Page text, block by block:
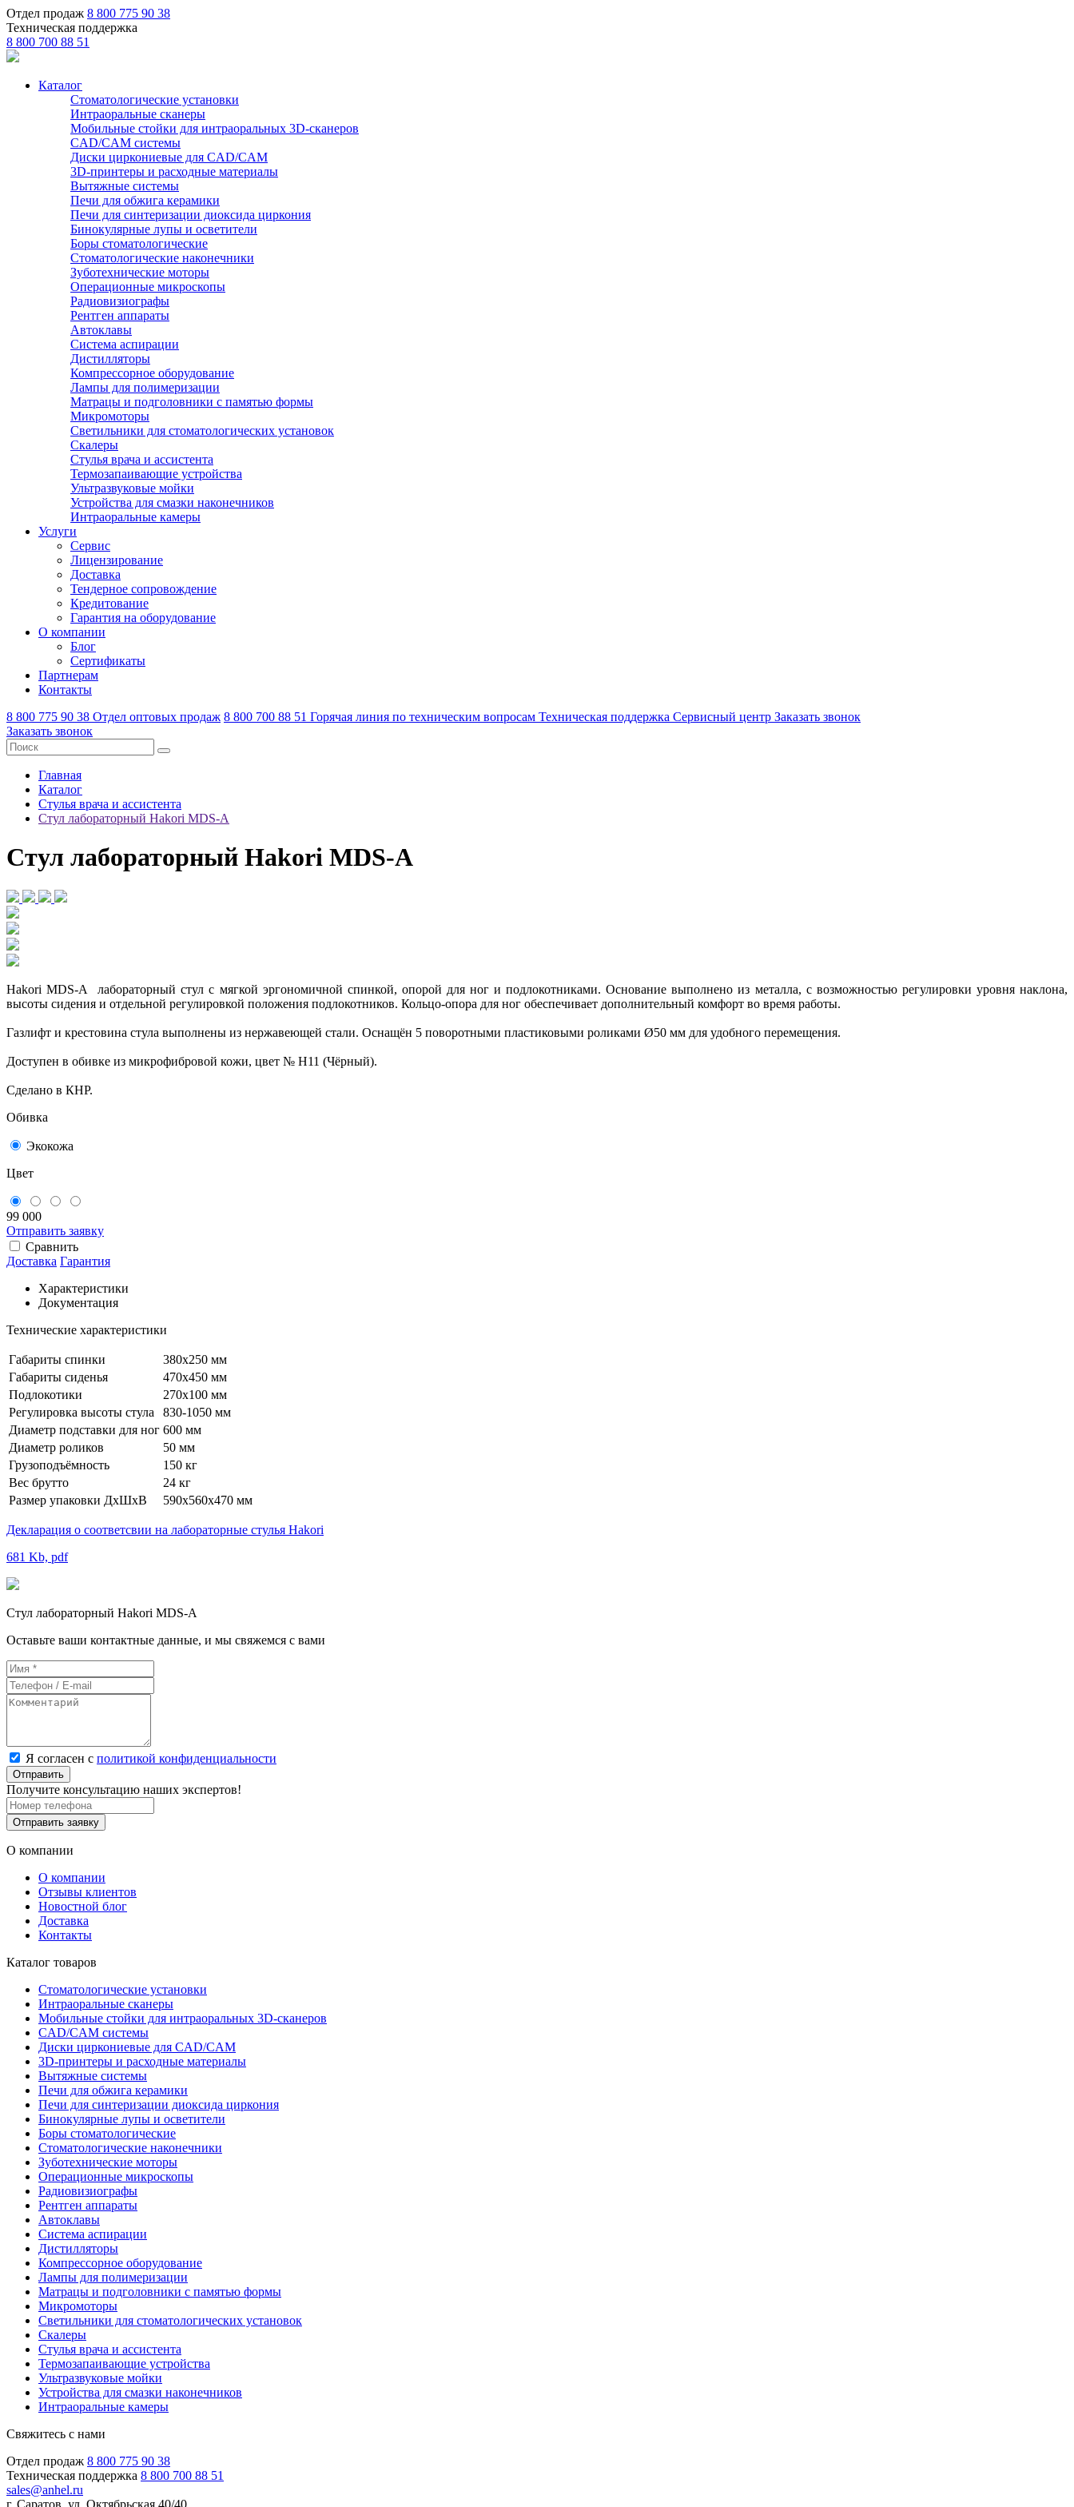
Отдел продаж 8 800 775 90 38
Техническая поддержка
8 800 700 88 51
Каталог
Стоматологические установки
Интраоральные сканеры
Мобильные стойки для интраоральных 3D-сканеров
CAD/CAM системы
Диски циркониевые для CAD/CAM
3D-принтеры и расходные материалы
Вытяжные системы
Печи для обжига керамики
Печи для синтеризации диоксида циркония
Бинокулярные лупы и осветители
Боры стоматологические
Стоматологические наконечники
Зуботехнические моторы
Операционные микроскопы
Радиовизиографы
Рентген аппараты
Автоклавы
Система аспирации
Дистилляторы
Компрессорное оборудование
Лампы для полимеризации
Матрацы и подголовники с памятью формы
Микромоторы
Светильники для стоматологических установок
Скалеры
Стулья врача и ассистента
Термозапаивающие устройства
Ультразвуковые мойки
Устройства для смазки наконечников
Интраоральные камеры
Услуги
Сервис
Лицензирование
Доставка
Тендерное сопровождение
Кредитование
Гарантия на оборудование
О компании
Блог
Сертификаты
Партнерам
Контакты
8 800 775 90 38 Отдел оптовых продаж 8 800 700 88 51 Горячая линия по техническим вопросам Техническая поддержка Сервисный центр Заказать звонок
Заказать звонок
Главная
Каталог
Стулья врача и ассистента
Стул лабораторный Hakori MDS-A
Стул лабораторный Hakori MDS-A
Hakori MDS-A лабораторный стул с мягкой эргономичной спинкой, опорой для ног и подлокотниками. Основание выполнено из металла, с возможностью регулировки уровня наклона,
высоты сидения и отдельной регулировкой положения подлокотников. Кольцо-опора для ног обеспечивает дополнительный комфорт во время работы.
Газлифт и крестовина стула выполнены из нержавеющей стали. Оснащён 5 поворотными пластиковыми роликами Ø50 мм для удобного перемещения.
Доступен в обивке из микрофибровой кожи, цвет № H11 (Чёрный).
Сделано в КНР.
Обивка
Экокожа
Цвет
99 000
Отправить заявку
Сравнить
Доставка Гарантия
Характеристики
Документация
Технические характеристики
Габариты спинки
380x250 мм
Габариты сиденья
470x450 мм
Подлокотики
270x100 мм
Регулировка высоты стула
830-1050 мм
Диаметр подставки для ног 600 мм
Диаметр роликов
50 мм
Грузоподъёмность
150 кг
Вес брутто
24 кг
Размер упаковки ДхШхВ
590x560x470 мм
Декларация о соответсвии на лабораторные стулья Hakori
681 Kb, pdf
Стул лабораторный Hakori MDS-A
Оставьте ваши контактные данные, и мы свяжемся с вами
Я согласен с политикой конфиденциальности
Отправить
Получите консультацию наших экспертов!
Отправить заявку
О компании
О компании
Отзывы клиентов
Новостной блог
Доставка
Контакты
Каталог товаров
Стоматологические установки
Интраоральные сканеры
Мобильные стойки для интраоральных 3D-сканеров
CAD/CAM системы
Диски циркониевые для CAD/CAM
3D-принтеры и расходные материалы
Вытяжные системы
Печи для обжига керамики
Печи для синтеризации диоксида циркония
Бинокулярные лупы и осветители
Боры стоматологические
Стоматологические наконечники
Зуботехнические моторы
Операционные микроскопы
Радиовизиографы
Рентген аппараты
Автоклавы
Система аспирации
Дистилляторы
Компрессорное оборудование
Лампы для полимеризации
Матрацы и подголовники с памятью формы
Микромоторы
Светильники для стоматологических установок
Скалеры
Стулья врача и ассистента
Термозапаивающие устройства
Ультразвуковые мойки
Устройства для смазки наконечников
Интраоральные камеры
Свяжитесь с нами
Отдел продаж 8 800 775 90 38
Техническая поддержка 8 800 700 88 51
sales@anhel.ru
г. Саратов, ул. Октябрьская 40/40